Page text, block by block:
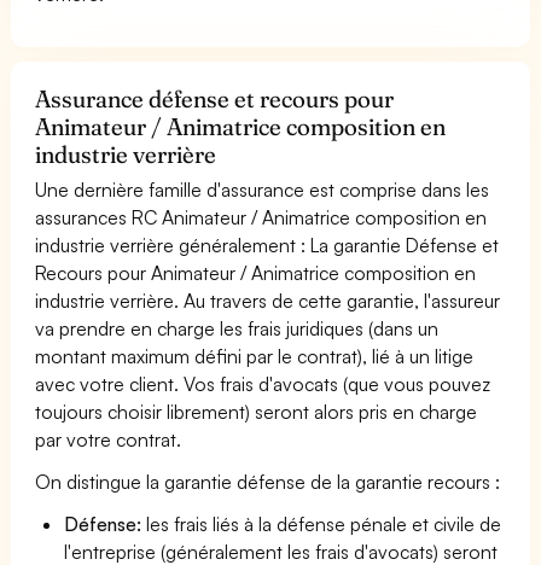
Assurance défense et recours pour
Animateur / Animatrice composition en
industrie verrière
Une dernière famille d'assurance est comprise dans les
assurances RC Animateur / Animatrice composition en
industrie verrière généralement : La garantie Défense et
Recours pour Animateur / Animatrice composition en
industrie verrière. Au travers de cette garantie, l'assureur
va prendre en charge les frais juridiques (dans un
montant maximum défini par le contrat), lié à un litige
avec votre client. Vos frais d'avocats (que vous pouvez
toujours choisir librement) seront alors pris en charge
par votre contrat.
On distingue la garantie défense de la garantie recours :
Défense: les frais liés à la défense pénale et civile de
l'entreprise (généralement les frais d'avocats) seront